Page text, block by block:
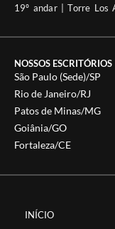
19º andar | Torre Los
NOSSOS ESCRITÓRIOS
São Paulo (Sede)/SP
Rio de Janeiro/RJ
Patos de Minas/MG
Goiânia/GO
Fortaleza/CE
INÍCIO